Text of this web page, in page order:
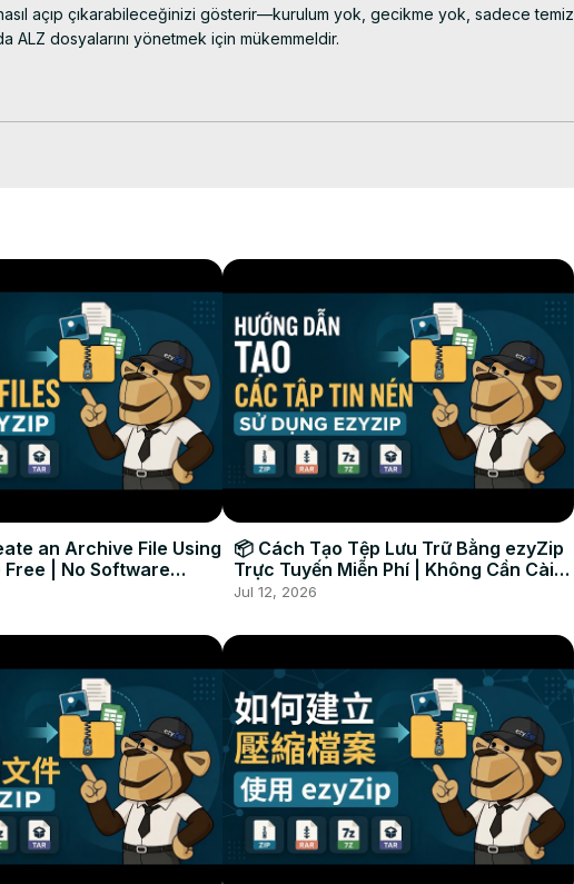
açıp çıkarabileceğinizi gösterir—kurulum yok, gecikme yok, sadece temiz
ALZ dosyalarını yönetmek için mükemmeldir.
tıklayın veya dosyayı yükleme alanına sürükleyip bırakın.
için mavi "Önizleme" düğmesine tıklayın.
#ezyzip
an Archive File Using
Free | No Software
📦 Cách Tạo Tệp Lưu Trữ Bằng ezyZip
Trực Tuyến Miễn Phí | Không Cần Cài
Đặt Phần Mềm
Jul 12, 2026